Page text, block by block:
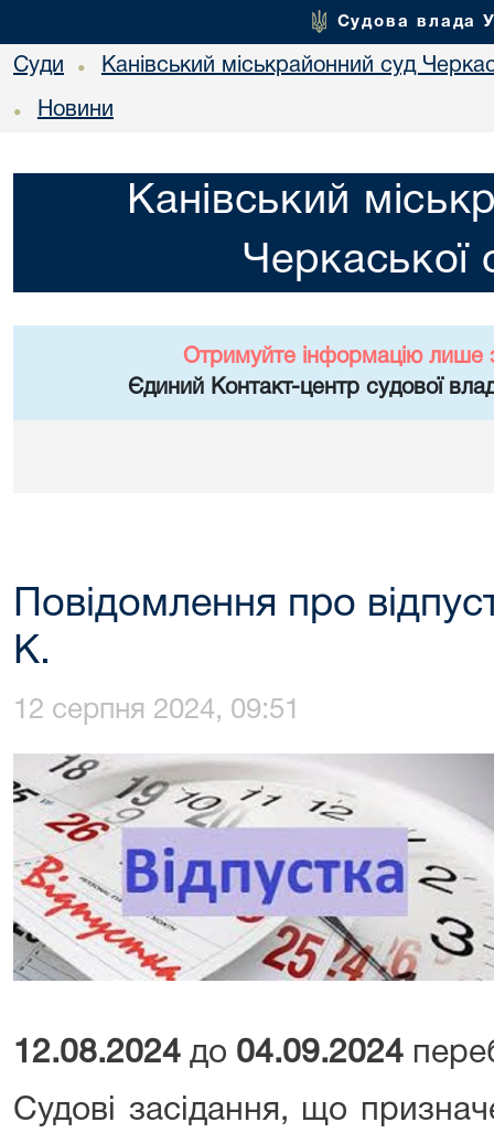
Судова влада
Суди • Канівський міськрайонний суд
• Новини
Канівський
Черкаської
Отримуйте інформацію лише
Єдиний Контакт-центр судової
Повідомлення про
К.
12 серпня 2024, 09:51
12.08.2024 до 04.09.2024
Судові засідання, що